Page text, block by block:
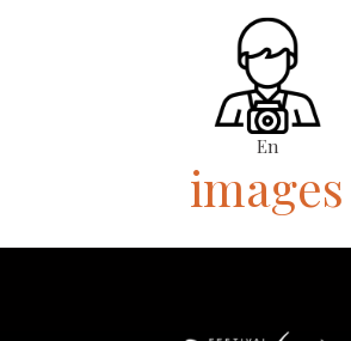
En
images